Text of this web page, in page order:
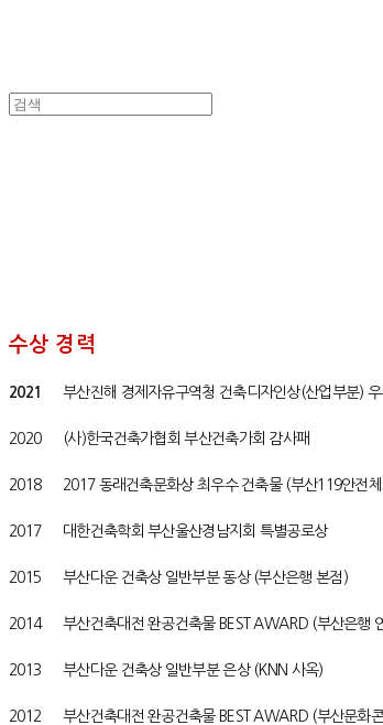
수상 경력
2021 부산진해 경제자유구역청 건축디자인상(산업부분)
2020 (사)한국건축가협회 부산건축가회 감사패
2018 2017 동래건축문화상 최우수 건축물 (부산119안전
2017 대한건축학회 부산울산경남지회 특별공로상
2015 부산다운 건축상 일반부분 동상 (부산은행 본점)
2014 부산건축대전 완공건축물 BEST AWARD (부산은행
2013 부산다운 건축상 일반부분 은상 (KNN 사옥)
2012 부산건축대전 완공건축물 BEST AWARD (부산문화